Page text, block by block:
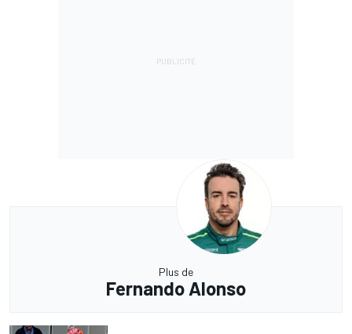
Plus de
Fernando Alonso